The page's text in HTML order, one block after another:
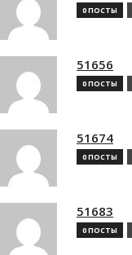
0 ПОСТЫ
51656
0 ПОСТЫ
51674
0 ПОСТЫ
51683
0 ПОСТЫ